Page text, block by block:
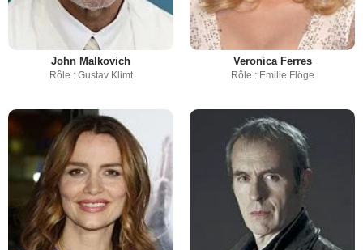
John Malkovich
Rôle : Gustav Klimt
Veronica Ferres
Rôle : Emilie Flöge